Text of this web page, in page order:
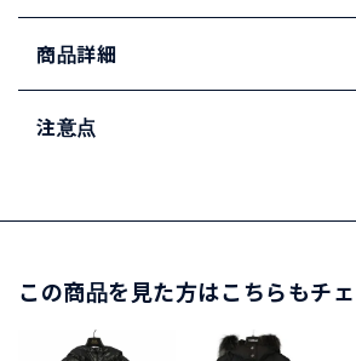
商品詳細
注意点
この商品を見た方はこちらもチ